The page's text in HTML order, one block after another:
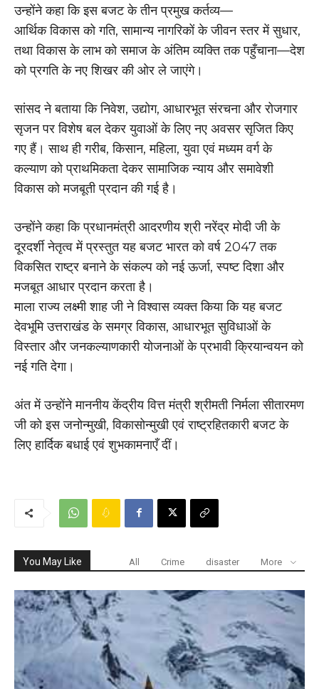
उन्होंने कहा कि इस बजट के तीन प्रमुख कर्तव्य—
आर्थिक विकास को गति, सामान्य नागरिकों के जीवन स्तर में सुधार,
तथा विकास के लाभ को समाज के अंतिम व्यक्ति तक पहुँचाना—देश
को प्रगति के नए शिखर की ओर ले जाएंगे।
सांसद ने बताया कि निवेश, उद्योग, आधारभूत संरचना और रोजगार
सृजन पर विशेष बल देकर युवाओं के लिए नए अवसर सृजित किए
गए हैं। साथ ही गरीब, किसान, महिला, युवा एवं मध्यम वर्ग के
कल्याण को प्राथमिकता देकर सामाजिक न्याय और समावेशी
विकास को मजबूती प्रदान की गई है।
उन्होंने कहा कि प्रधानमंत्री आदरणीय श्री नरेंद्र मोदी जी के
दूरदर्शी नेतृत्व में प्रस्तुत यह बजट भारत को वर्ष 2047 तक
विकसित राष्ट्र बनाने के संकल्प को नई ऊर्जा, स्पष्ट दिशा और
मजबूत आधार प्रदान करता है।
माला राज्य लक्ष्मी शाह जी ने विश्वास व्यक्त किया कि यह बजट
देवभूमि उत्तराखंड के समग्र विकास, आधारभूत सुविधाओं के
विस्तार और जनकल्याणकारी योजनाओं के प्रभावी क्रियान्वयन को
नई गति देगा।
अंत में उन्होंने माननीय केंद्रीय वित्त मंत्री श्रीमती निर्मला सीतारमण
जी को इस जनोन्मुखी, विकासोन्मुखी एवं राष्ट्रहितकारी बजट के
लिए हार्दिक बधाई एवं शुभकामनाएँ दीं।
You May Like All Crime disaster More